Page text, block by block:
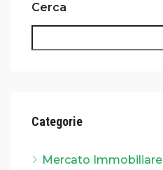
Cerca
Categorie
Mercato Immobiliare